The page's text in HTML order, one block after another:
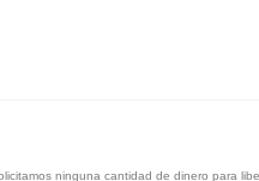
ninguna cantidad de dinero para